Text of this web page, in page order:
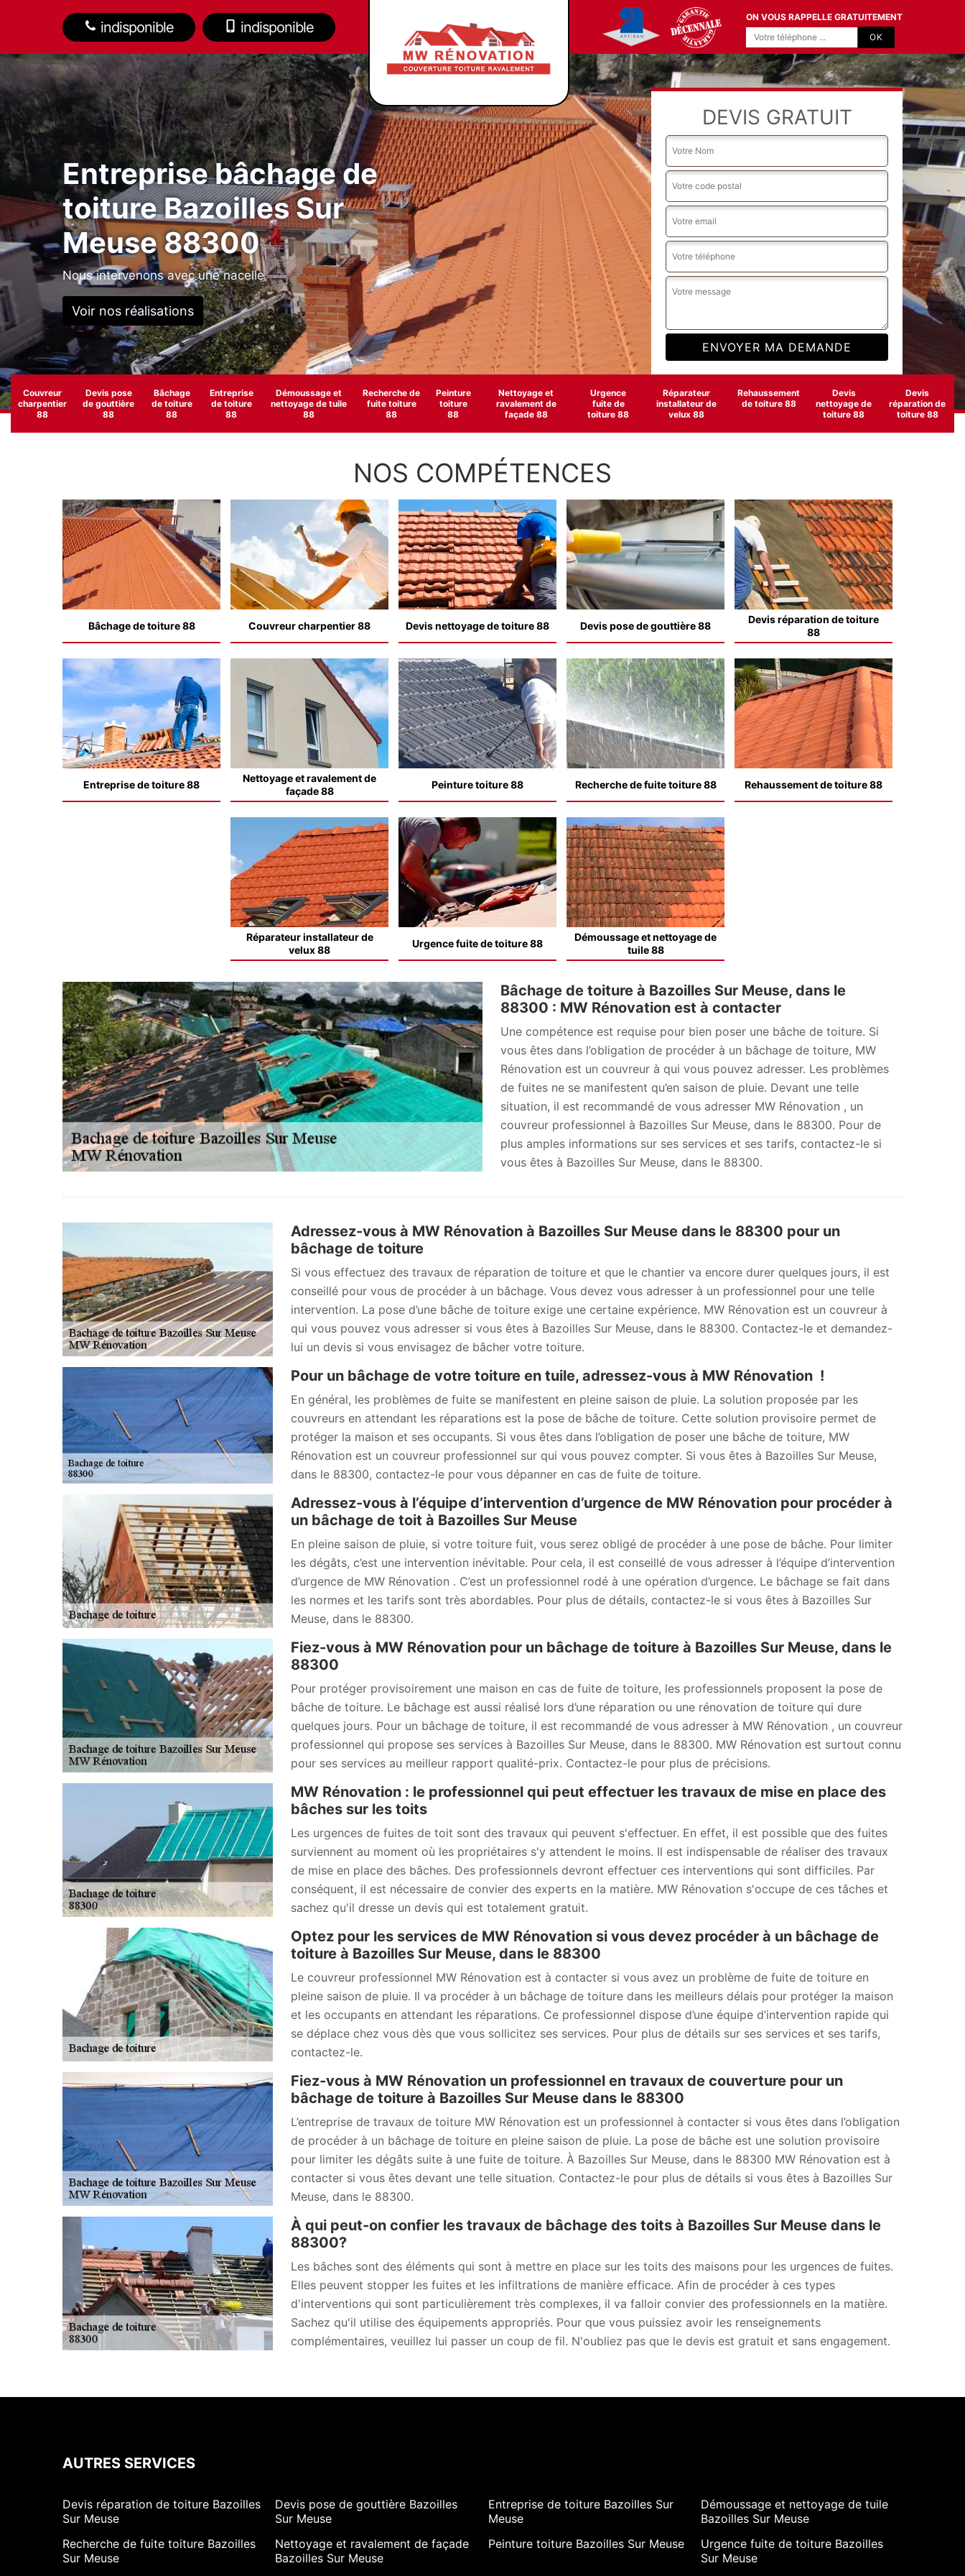
indisponible indisponible
ON VOUS RAPPELLE GRATUITEMENT
Entreprise bâchage de
toiture Bazoilles Sur
Meuse 88300
Nous intervenons avec une nacelle
Voir nos réalisations
DEVIS GRATUIT
Couvreur
charpentier
88
Devis pose
de gouttière
88
Bâchage
de toiture
88
Entreprise
de toiture
88
Démoussage et
nettoyage de tuile
88
Recherche de
fuite toiture
88
Peinture
toiture
88
Nettoyage et
ravalement de
façade 88
Urgence
fuite de
toiture 88
Réparateur
installateur de
velux 88
Rehaussement
de toiture 88
Devis
nettoyage de
toiture 88
Devis
réparation de
toiture 88
NOS COMPÉTENCES
Bâchage de toiture 88 Couvreur charpentier 88 Devis nettoyage de toiture 88 Devis pose de gouttière 88
Devis réparation de toiture
88
Entreprise de toiture 88
Nettoyage et ravalement de
façade 88
Peinture toiture 88 Recherche de fuite toiture 88 Rehaussement de toiture 88
Réparateur installateur de
velux 88
Urgence fuite de toiture 88
Démoussage et nettoyage de
tuile 88
Bâchage de toiture à Bazoilles Sur Meuse, dans le
88300 : MW Rénovation est à contacter
Une compétence est requise pour bien poser une bâche de toiture. Si
vous êtes dans l’obligation de procéder à un bâchage de toiture, MW
Rénovation est un couvreur à qui vous pouvez adresser. Les problèmes
de fuites ne se manifestent qu’en saison de pluie. Devant une telle
situation, il est recommandé de vous adresser MW Rénovation , un
couvreur professionnel à Bazoilles Sur Meuse, dans le 88300. Pour de
plus amples informations sur ses services et ses tarifs, contactez-le si
vous êtes à Bazoilles Sur Meuse, dans le 88300.
Adressez-vous à MW Rénovation à Bazoilles Sur Meuse dans le 88300 pour un
bâchage de toiture
Si vous effectuez des travaux de réparation de toiture et que le chantier va encore durer quelques jours, il est
conseillé pour vous de procéder à un bâchage. Vous devez vous adresser à un professionnel pour une telle
intervention. La pose d’une bâche de toiture exige une certaine expérience. MW Rénovation est un couvreur à
qui vous pouvez vous adresser si vous êtes à Bazoilles Sur Meuse, dans le 88300. Contactez-le et demandez-
lui un devis si vous envisagez de bâcher votre toiture.
Pour un bâchage de votre toiture en tuile, adressez-vous à MW Rénovation !
En général, les problèmes de fuite se manifestent en pleine saison de pluie. La solution proposée par les
couvreurs en attendant les réparations est la pose de bâche de toiture. Cette solution provisoire permet de
protéger la maison et ses occupants. Si vous êtes dans l’obligation de poser une bâche de toiture, MW
Rénovation est un couvreur professionnel sur qui vous pouvez compter. Si vous êtes à Bazoilles Sur Meuse,
dans le 88300, contactez-le pour vous dépanner en cas de fuite de toiture.
Adressez-vous à l’équipe d’intervention d’urgence de MW Rénovation pour procéder à
un bâchage de toit à Bazoilles Sur Meuse
En pleine saison de pluie, si votre toiture fuit, vous serez obligé de procéder à une pose de bâche. Pour limiter
les dégâts, c’est une intervention inévitable. Pour cela, il est conseillé de vous adresser à l’équipe d’intervention
d’urgence de MW Rénovation . C’est un professionnel rodé à une opération d’urgence. Le bâchage se fait dans
les normes et les tarifs sont très abordables. Pour plus de détails, contactez-le si vous êtes à Bazoilles Sur
Meuse, dans le 88300.
Fiez-vous à MW Rénovation pour un bâchage de toiture à Bazoilles Sur Meuse, dans le
88300
Pour protéger provisoirement une maison en cas de fuite de toiture, les professionnels proposent la pose de
bâche de toiture. Le bâchage est aussi réalisé lors d’une réparation ou une rénovation de toiture qui dure
quelques jours. Pour un bâchage de toiture, il est recommandé de vous adresser à MW Rénovation , un couvreur
professionnel qui propose ses services à Bazoilles Sur Meuse, dans le 88300. MW Rénovation est surtout connu
pour ses services au meilleur rapport qualité-prix. Contactez-le pour plus de précisions.
MW Rénovation : le professionnel qui peut effectuer les travaux de mise en place des
bâches sur les toits
Les urgences de fuites de toit sont des travaux qui peuvent s'effectuer. En effet, il est possible que des fuites
surviennent au moment où les propriétaires s'y attendent le moins. Il est indispensable de réaliser des travaux
de mise en place des bâches. Des professionnels devront effectuer ces interventions qui sont difficiles. Par
conséquent, il est nécessaire de convier des experts en la matière. MW Rénovation s'occupe de ces tâches et
sachez qu'il dresse un devis qui est totalement gratuit.
Optez pour les services de MW Rénovation si vous devez procéder à un bâchage de
toiture à Bazoilles Sur Meuse, dans le 88300
Le couvreur professionnel MW Rénovation est à contacter si vous avez un problème de fuite de toiture en
pleine saison de pluie. Il va procéder à un bâchage de toiture dans les meilleurs délais pour protéger la maison
et les occupants en attendant les réparations. Ce professionnel dispose d’une équipe d’intervention rapide qui
se déplace chez vous dès que vous sollicitez ses services. Pour plus de détails sur ses services et ses tarifs,
contactez-le.
Fiez-vous à MW Rénovation un professionnel en travaux de couverture pour un
bâchage de toiture à Bazoilles Sur Meuse dans le 88300
L’entreprise de travaux de toiture MW Rénovation est un professionnel à contacter si vous êtes dans l’obligation
de procéder à un bâchage de toiture en pleine saison de pluie. La pose de bâche est une solution provisoire
pour limiter les dégâts suite à une fuite de toiture. À Bazoilles Sur Meuse, dans le 88300 MW Rénovation est à
contacter si vous êtes devant une telle situation. Contactez-le pour plus de détails si vous êtes à Bazoilles Sur
Meuse, dans le 88300.
À qui peut-on confier les travaux de bâchage des toits à Bazoilles Sur Meuse dans le
88300?
Les bâches sont des éléments qui sont à mettre en place sur les toits des maisons pour les urgences de fuites.
Elles peuvent stopper les fuites et les infiltrations de manière efficace. Afin de procéder à ces types
d'interventions qui sont particulièrement très complexes, il va falloir convier des professionnels en la matière.
Sachez qu'il utilise des équipements appropriés. Pour que vous puissiez avoir les renseignements
complémentaires, veuillez lui passer un coup de fil. N'oubliez pas que le devis est gratuit et sans engagement.
AUTRES SERVICES
Devis réparation de toiture Bazoilles
Sur Meuse
Devis pose de gouttière Bazoilles
Sur Meuse
Entreprise de toiture Bazoilles Sur
Meuse
Démoussage et nettoyage de tuile
Bazoilles Sur Meuse
Recherche de fuite toiture Bazoilles
Sur Meuse
Nettoyage et ravalement de façade
Bazoilles Sur Meuse
Peinture toiture Bazoilles Sur Meuse
Urgence fuite de toiture Bazoilles
Sur Meuse